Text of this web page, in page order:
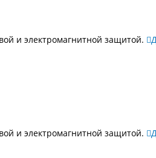
и электромагнитной защитой.
и электромагнитной защитой.